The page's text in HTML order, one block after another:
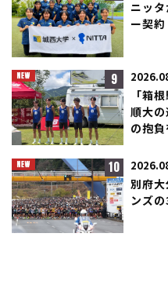
ニッ
ー契
9
「箱
順大
の抱負
10
別府
ンズ